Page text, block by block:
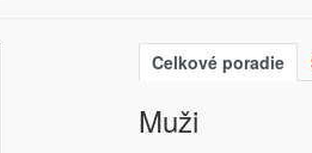
Celkové poradie
Muži